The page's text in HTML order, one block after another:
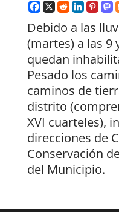
Debido a las
(martes) a las 9
quedan
Pesado los
caminos de
distrito
XVI cuarteles),
direcciones de
Conservación
del Municipio.